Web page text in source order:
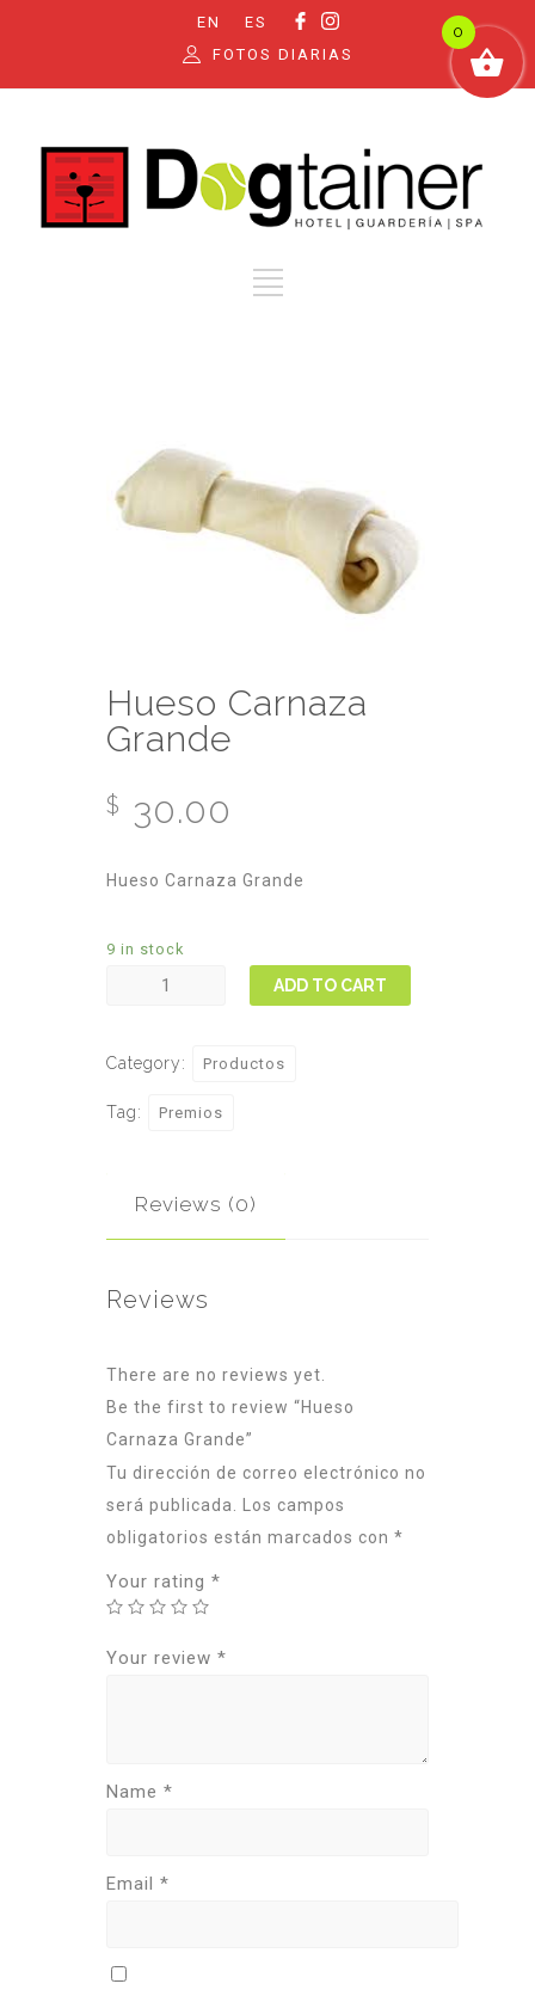
EN
ES
FOTOS DIARIAS
Hueso Carnaza
Grande
$ 30.00
Hueso Carnaza Grande
9 in stock
quantity
ADD TO CART
Category: Productos
Tag: Premios
Reviews (0)
Reviews
There are no reviews yet.
Be the first to review “Hueso
Carnaza Grande”
Tu dirección de correo electrónico no
será publicada. Los campos
obligatorios están marcados con *
Your rating *
Your review *
Name *
Email *
0